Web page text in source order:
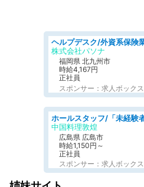
株式会社パソナ
福岡県 北九州市
時給4,167円
正社員
スポンサー：求人ボックス
中国料理敦煌
広島県 広島市
時給1,150円～
正社員
スポンサー：求人ボックス